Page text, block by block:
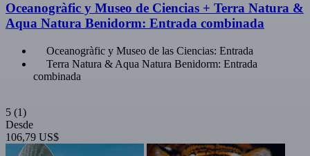
Oceanogràfic y Museo de Ciencias + Terra Natura &
Aqua Natura Benidorm: Entrada combinada
Oceanogràfic y Museo de las Ciencias: Entrada
Terra Natura & Aqua Natura Benidorm: Entrada
combinada
5 (1)
Desde
106,79 US$